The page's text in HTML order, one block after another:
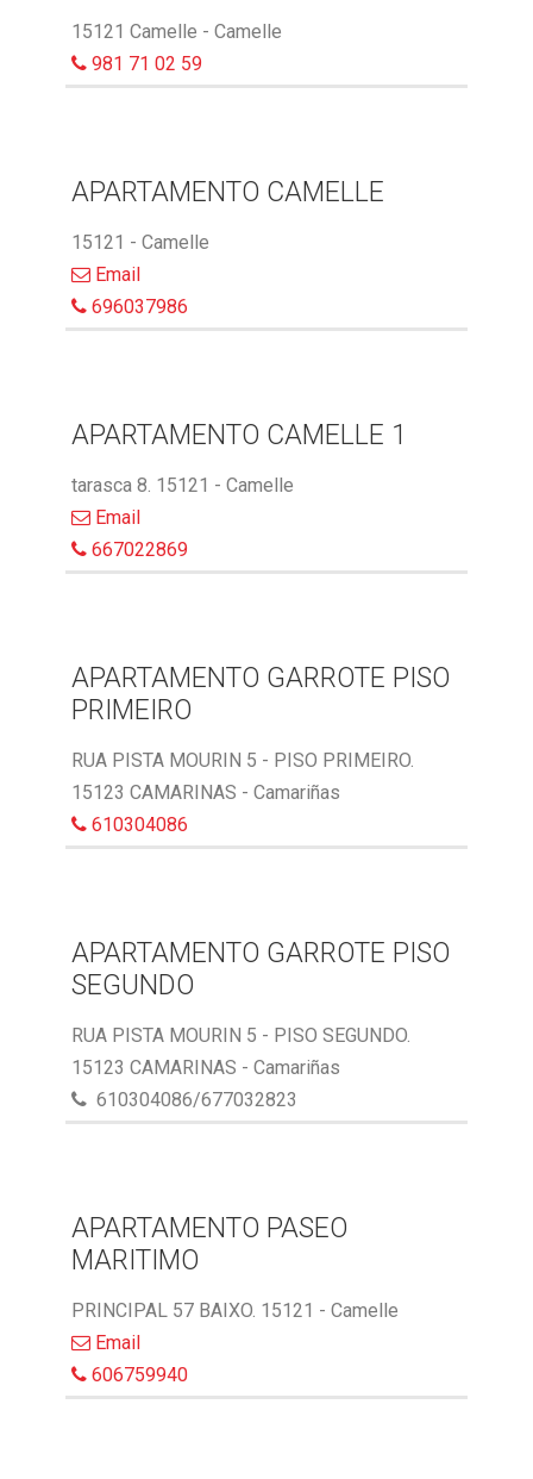
15121 Camelle - Camelle
981 71 02 59
APARTAMENTO CAMELLE
15121 - Camelle
Email
696037986
APARTAMENTO CAMELLE 1
tarasca 8. 15121 - Camelle
Email
667022869
APARTAMENTO GARROTE PISO
PRIMEIRO
RUA PISTA MOURIN 5 - PISO PRIMEIRO.
15123 CAMARINAS - Camariñas
610304086
APARTAMENTO GARROTE PISO
SEGUNDO
RUA PISTA MOURIN 5 - PISO SEGUNDO.
15123 CAMARINAS - Camariñas
610304086/677032823
APARTAMENTO PASEO
MARITIMO
PRINCIPAL 57 BAIXO. 15121 - Camelle
Email
606759940